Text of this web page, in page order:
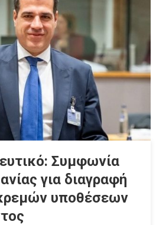
Συμφωνία
για διαγραφή
υποθέσεων